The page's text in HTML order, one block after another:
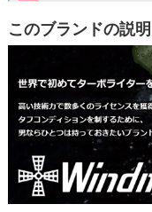
このブランドの説明